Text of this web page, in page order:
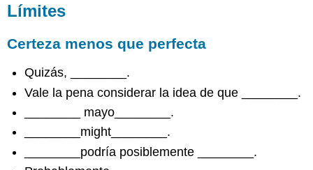
Límites
Certeza menos que perfecta
Quizás, ________.
Vale la pena considerar la idea de que ________.
________ mayo________.
________might________.
________podría posiblemente ________.